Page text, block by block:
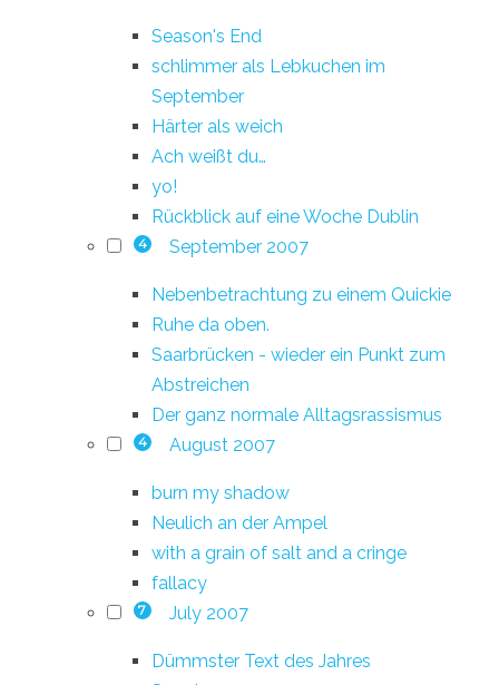
Season's End
schlimmer als Lebkuchen im
September
Härter als weich
Ach weißt du…
yo!
Rückblick auf eine Woche Dublin
4 September 2007
Nebenbetrachtung zu einem Quickie
Ruhe da oben.
Saarbrücken - wieder ein Punkt zum
Abstreichen
Der ganz normale Alltagsrassismus
4 August 2007
burn my shadow
Neulich an der Ampel
with a grain of salt and a cringe
fallacy
7 July 2007
Dümmster Text des Jahres